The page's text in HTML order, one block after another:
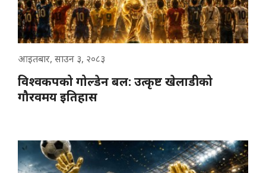
आइतबार, साउन ३, २०८३
विश्वकपको गोल्डेन बल: उत्कृष्ट खेलाडीको
गौरवमय इतिहास